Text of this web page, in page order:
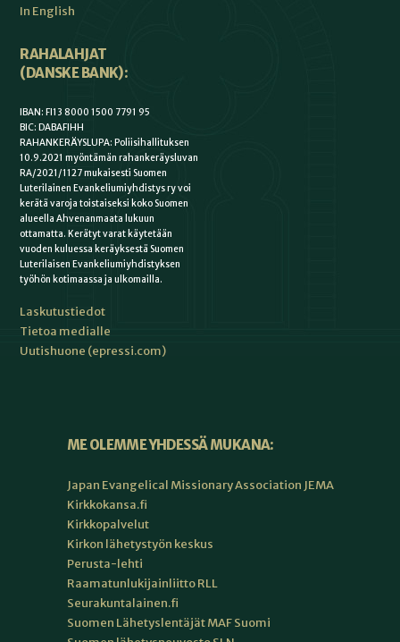
In English
RAHALAHJAT
(DANSKE BANK):
IBAN: FI13 8000 1500 7791 95
BIC: DABAFIHH
RAHANKERÄYSLUPA: Poliisihallituksen
10.9.2021 myöntämän rahankeräysluvan
RA/2021/1127 mukaisesti Suomen
Luterilainen Evankeliumiyhdistys ry voi
kerätä varoja toistaiseksi koko Suomen
alueella Ahvenanmaata lukuun
ottamatta. Kerätyt varat käytetään
vuoden kuluessa keräyksestä Suomen
Luterilaisen Evankeliumiyhdistyksen
työhön kotimaassa ja ulkomailla.
Laskutustiedot
Tietoa medialle
Uutishuone (epressi.com)
ME OLEMME YHDESSÄ MUKANA:
Japan Evangelical Missionary Association JEMA
Kirkkokansa.fi
Kirkkopalvelut
Kirkon lähetystyön keskus
Perusta-lehti
Raamatunlukijainliitto RLL
Seurakuntalainen.fi
Suomen Lähetyslentäjät MAF Suomi